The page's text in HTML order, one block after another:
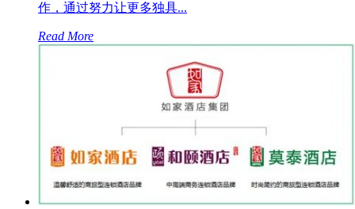
作，通过努力让更多独具...
Read More